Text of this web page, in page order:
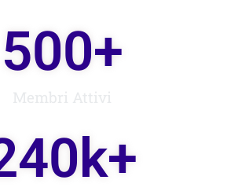
500+
k+